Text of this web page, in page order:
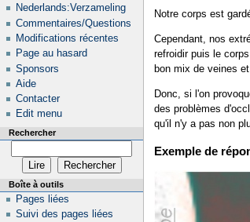
Notre corps est
Cependant, nos
refroidir puis le
bon mix de veines
Donc, si l'on
des problèmes
qu'il n'y a pas non
Exemple de
Nederlands:Verzameling
Commentaires/Questions
Modifications récentes
Page au hasard
Sponsors
Aide
Contacter
Edit menu
Rechercher
Boîte à outils
Pages liées
Suivi des pages liées